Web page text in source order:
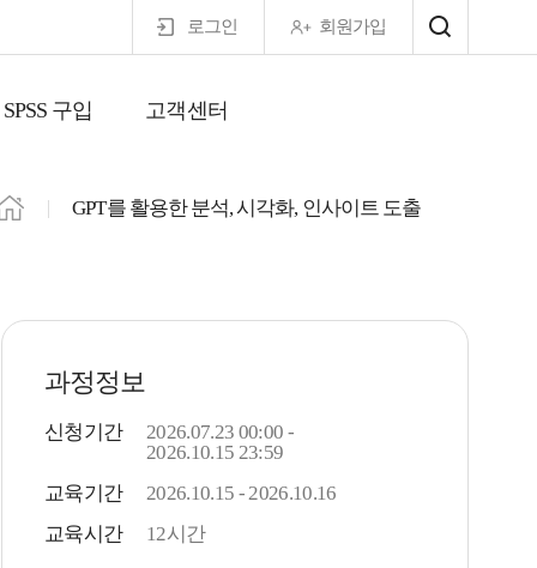
로그인 회원가입
SPSS 구입 고객센터
GPT를 활용한 분석, 시각화, 인사이트 도출
과정정보
신청기간
2026.07.23 00:00 -
2026.10.15 23:59
교육기간
2026.10.15 - 2026.10.16
교육시간
12시간